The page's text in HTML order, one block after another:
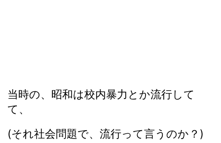
当時の、昭和は校内暴力とか流行して
て、
(それ社会問題で、流行って言うのか？)